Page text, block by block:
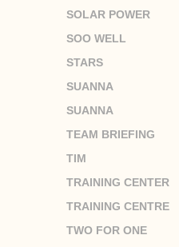
SOLAR POWER
SOO WELL
STARS
SUANNA
SUANNA
TEAM BRIEFING
TIM
TRAINING CENTER
TRAINING CENTRE
TWO FOR ONE